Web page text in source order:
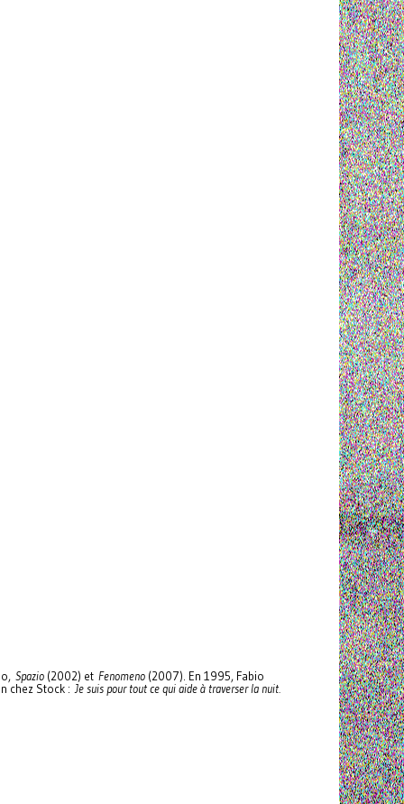
Spazio (2002) et Fenomeno (2007). En 1995, Fabio
chez Stock : Je suis pour tout ce qui aide à traverser la nuit.